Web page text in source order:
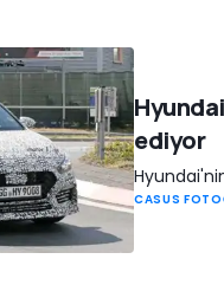
ediyor
CASUS